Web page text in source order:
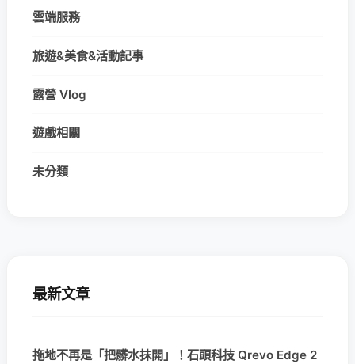
雲端服務
旅遊&美食&活動記事
露營 Vlog
遊戲相關
未分類
最新文章
拖地不再是「把髒水抹開」！石頭科技 Qrevo Edge 2